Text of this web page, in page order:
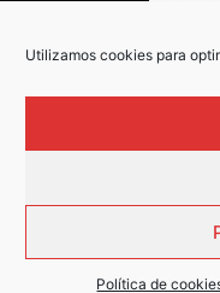
Utilizamos cookies para
Política de